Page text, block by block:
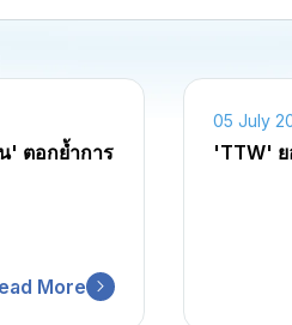
' ตอกย้ำการ
More
05 July
'TTW' ย